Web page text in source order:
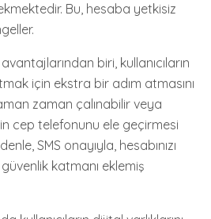
Bu, hesaba yetkisiz
biri, kullanıcıların
için ekstra bir adım atmasını
zaman çalınabilir veya
cep telefonunu ele geçirmesi
SMS onayıyla, hesabınızı
katmanı eklemiş